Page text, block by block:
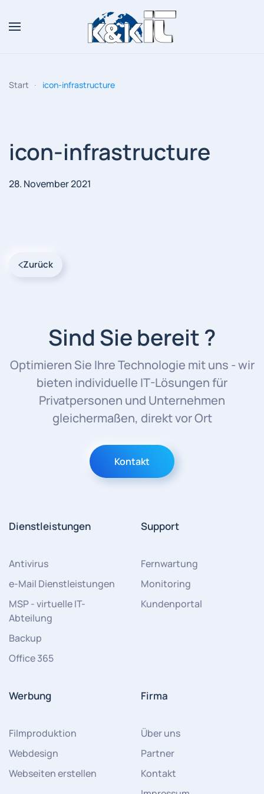
Zum Hauptinhalt springen
Start icon-infrastructure
icon-infrastructure
28. November 2021
Zurück
Sind Sie bereit ?
Optimieren Sie Ihre Technologie mit uns - wir
bieten individuelle IT-Lösungen für
Privatpersonen und Unternehmen
gleichermaßen, direkt vor Ort
Kontakt
Dienstleistungen
Antivirus
e-Mail Dienstleistungen
MSP - virtuelle IT-
Abteilung
Backup
Office 365
Support
Fernwartung
Monitoring
Kundenportal
Werbung
Filmproduktion
Webdesign
Webseiten erstellen
Firma
Über uns
Partner
Kontakt